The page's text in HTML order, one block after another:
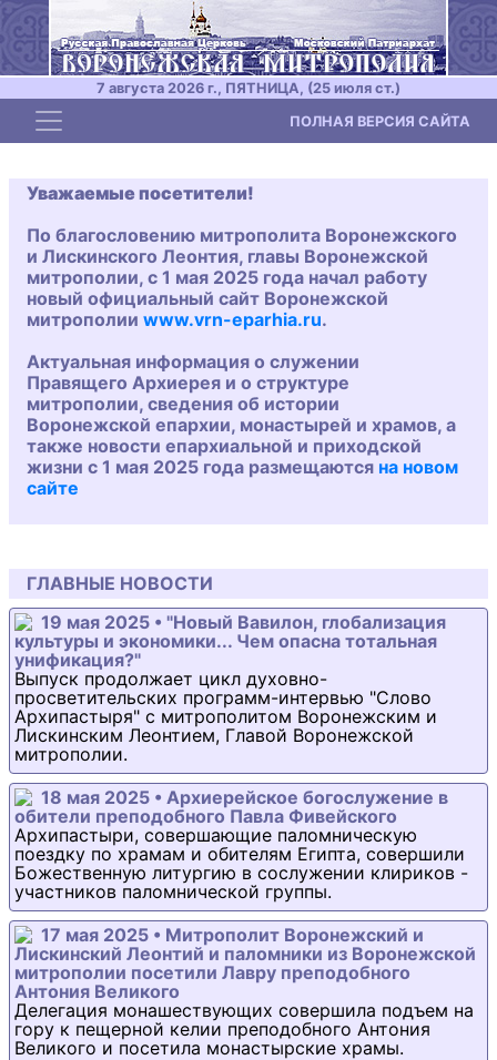
7 августа 2026 г., ПЯТНИЦА, (25 июля ст.)
Toggle navigation ПОЛНАЯ ВЕРСИЯ САЙТА
Уважаемые посетители!
По благословению митрополита Воронежского
и Лискинского Леонтия, главы Воронежской
митрополии, с 1 мая 2025 года начал работу
новый официальный сайт Воронежской
митрополии www.vrn-eparhia.ru.
Актуальная информация о служении
Правящего Архиерея и о структуре
митрополии, сведения об истории
Воронежской епархии, монастырей и храмов, а
также новости епархиальной и приходской
жизни с 1 мая 2025 года размещаются на новом
сайте
ГЛАВНЫЕ НОВОСТИ
19 мая 2025 • "Новый Вавилон, глобализация
культуры и экономики... Чем опасна тотальная
унификация?"
Выпуск продолжает цикл духовно-
просветительских программ-интервью "Слово
Архипастыря" с митрополитом Воронежским и
Лискинским Леонтием, Главой Воронежской
митрополии.
18 мая 2025 • Архиерейское богослужение в
обители преподобного Павла Фивейского
Архипастыри, совершающие паломническую
поездку по храмам и обителям Египта, совершили
Божественную литургию в сослужении клириков -
участников паломнической группы.
17 мая 2025 • Митрополит Воронежский и
Лискинский Леонтий и паломники из Воронежской
митрополии посетили Лавру преподобного
Антония Великого
Делегация монашествующих совершила подъем на
гору к пещерной келии преподобного Антония
Великого и посетила монастырские храмы.